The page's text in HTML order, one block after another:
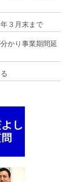
３月末まで
かり事業期間延